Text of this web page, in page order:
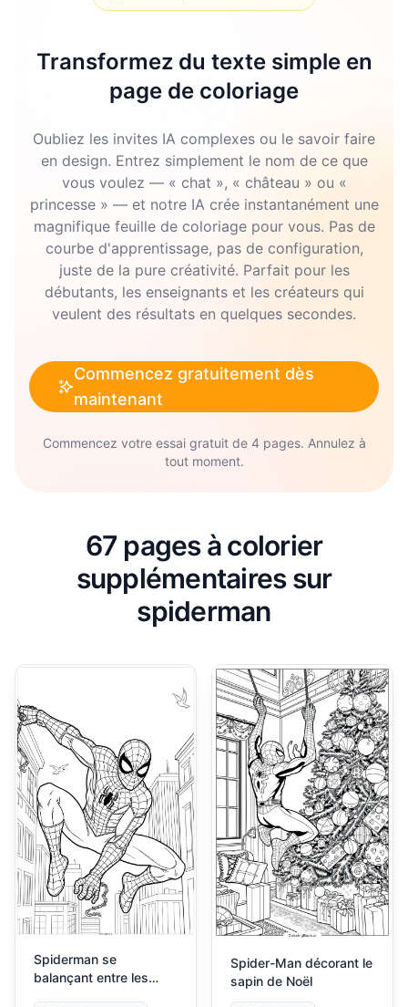
Transformez du texte simple en
page de coloriage
Oubliez les invites IA complexes ou le savoir faire
en design. Entrez simplement le nom de ce que
vous voulez — « chat », « château » ou «
princesse » — et notre IA crée instantanément une
magnifique feuille de coloriage pour vous. Pas de
courbe d'apprentissage, pas de configuration,
juste de la pure créativité. Parfait pour les
débutants, les enseignants et les créateurs qui
veulent des résultats en quelques secondes.
Commencez gratuitement dès
maintenant
Commencez votre essai gratuit de 4 pages. Annulez à
tout moment.
67 pages à colorier
supplémentaires sur
spiderman
Spiderman se
balançant entre les
Spider-Man décorant le
sapin de Noël